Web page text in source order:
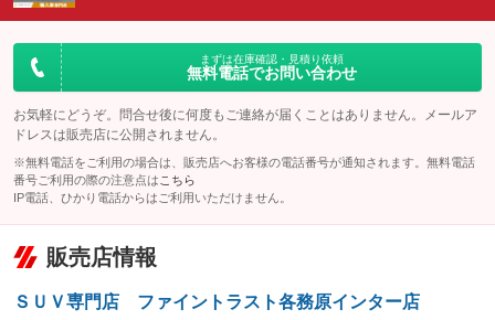
エアサスペンション ヘッドライトウォッシャー
まずは在庫確認・見積り依頼
無料電話でお問い合わせ
お気軽にどうぞ。問合せ後に何度もご連絡が届くことはありません。メールア
ドレスは販売店に公開されません。
※無料電話をご利用の場合は、販売店へお客様の電話番号が通知されます。無料電話
番号ご利用の際の注意点は こちら
IP電話、ひかり電話からはご利用いただけません。
販売店情報
ＳＵＶ専門店 ファイントラスト各務原インター店